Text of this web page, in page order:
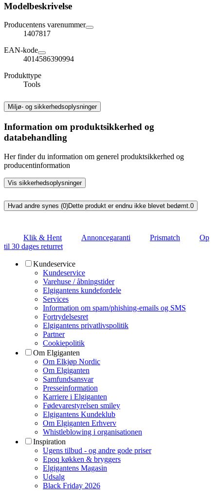
Modelbeskrivelse
Producentens varenummer
1407817
EAN-kode
4014586390994
Produkttype
Tools
Miljø- og sikkerhedsoplysninger
Information om produktsikkerhed og
databehandling
Her finder du information om generel produktsikkerhed og
producentinformation
Vis sikkerhedsoplysninger
Hvad andre synes (0)Dette produkt er endnu ikke blevet bedømt. 0
Klik & Hent Annoncegaranti Prismatch
Op
til 30 dages returret
Kundeservice
Kundeservice
Varehuse / åbningstider
Elgigantens kundefordele
Services
Information om spam/phishing-emails og SMS
Fortrydelsesret
Elgigantens privatlivspolitik
Partner
Cookiepolitik
Om Elgiganten
Om Elkjøp Nordic
Om Elgiganten
Samfundsansvar
Presseinformation
Karriere i Elgiganten
Fødevarestyrelsen smiley
Elgigantens Kundeklub
Om Elgiganten Erhverv
Whistleblowing i organisationen
Inspiration
Ugens tilbud - og andre gode priser
Epoq køkken & bryggers
Elgigantens Magasin
Udsalg
Black Friday 2026